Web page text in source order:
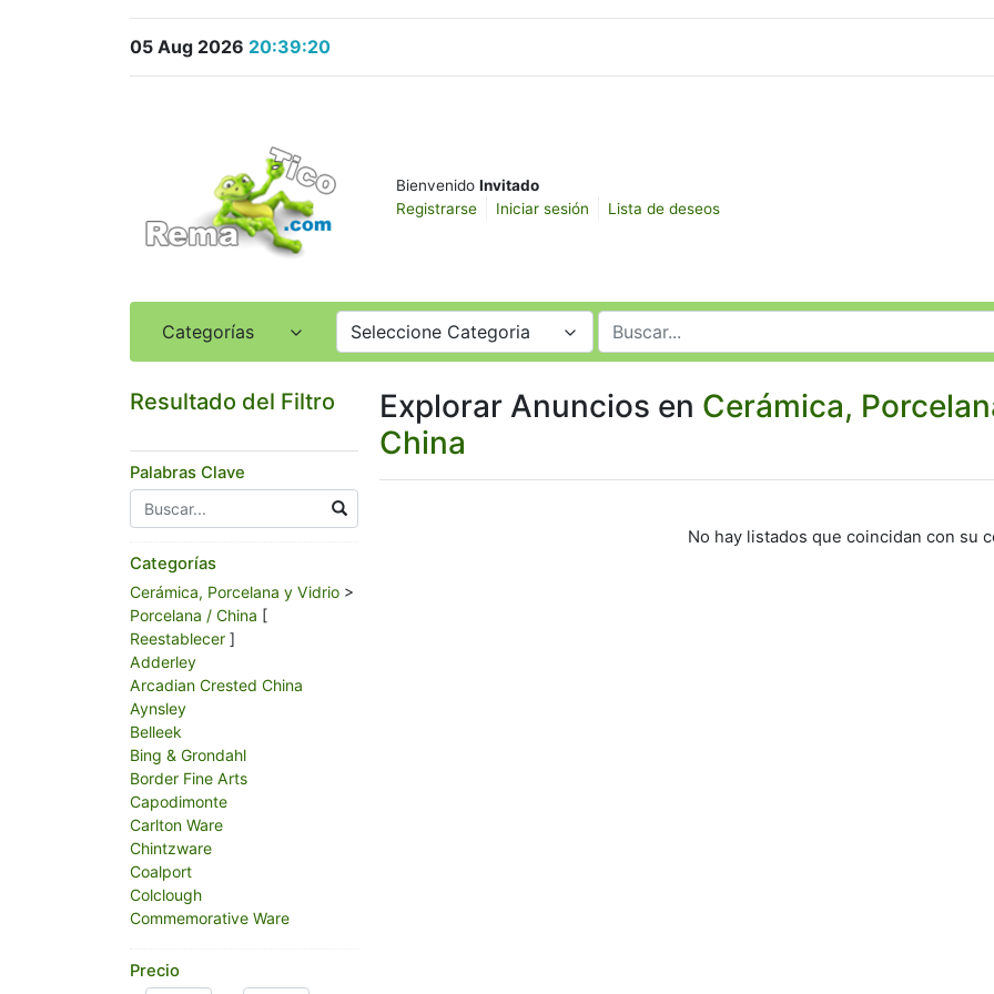
05 Aug 2026 20:39:20
Bienvenido Invitado
Registrarse
Iniciar sesión Lista de deseos
Categorías Seleccione Categoria
Resultado del Filtro
Palabras Clave
Categorías
Cerámica, Porcelana y Vidrio >
Porcelana / China [
Reestablecer ]
Adderley
Arcadian Crested China
Aynsley
Belleek
Bing & Grondahl
Border Fine Arts
Capodimonte
Carlton Ware
Chintzware
Coalport
Colclough
Commemorative Ware
Crown Staffordshire
Doulton Burslem
Precio
Explorar Anuncios en Cerámica,
China
No hay listados que coincidan con su